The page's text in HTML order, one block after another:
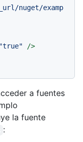
nuget/examp
"true" />
a fuentes
la fuente
: